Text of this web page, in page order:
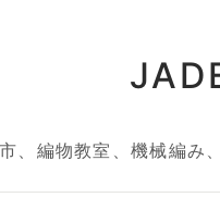
、編物教室、機械編み